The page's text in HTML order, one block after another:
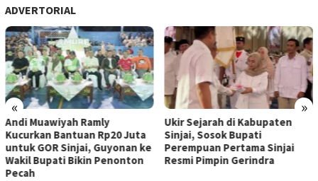
ADVERTORIAL
« »
Andi Muawiyah Ramly
Kucurkan Bantuan Rp20 Juta
untuk GOR Sinjai, Guyonan ke
Wakil Bupati Bikin Penonton
Pecah
Ukir Sejarah di Kabupaten
Sinjai, Sosok Bupati
Perempuan Pertama Sinjai
Resmi Pimpin Gerindra